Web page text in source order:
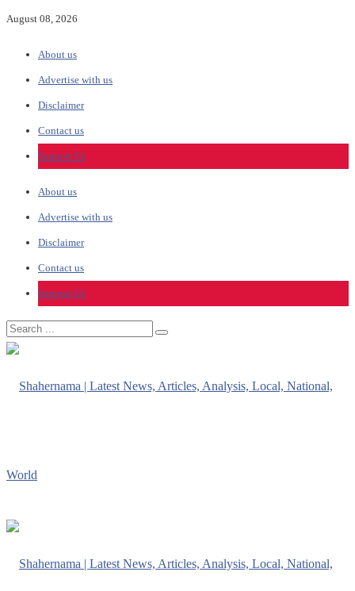
August 08, 2026
About us
Advertise with us
Disclaimer
Contact us
Support Us
About us
Advertise with us
Disclaimer
Contact us
Support Us